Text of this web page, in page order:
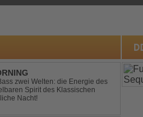
zwei Welten: die Energie des
Spirit des Klassischen
Nacht!